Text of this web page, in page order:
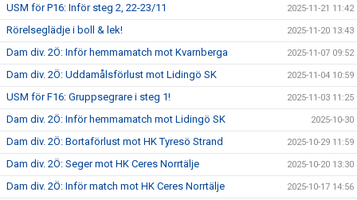
USM för P16: Inför steg 2, 22-23/11 2025-11-21 11:42
Rörelseglädje i boll & lek! 2025-11-20 13:43
Dam div. 2Ö: Inför hemmamatch mot Kvarnberga 2025-11-07 09:52
Dam div. 2Ö: Uddamålsförlust mot Lidingö SK 2025-11-04 10:59
USM för F16: Gruppsegrare i steg 1! 2025-11-03 11:25
Dam div. 2Ö: Inför hemmamatch mot Lidingö SK 2025-10-30
Dam div. 2Ö: Bortaförlust mot HK Tyresö Strand 2025-10-29 11:59
Dam div. 2Ö: Seger mot HK Ceres Norrtälje 2025-10-20 13:30
Dam div. 2Ö: Inför match mot HK Ceres Norrtälje 2025-10-17 14:56